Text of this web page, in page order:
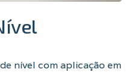
nível com aplicação em